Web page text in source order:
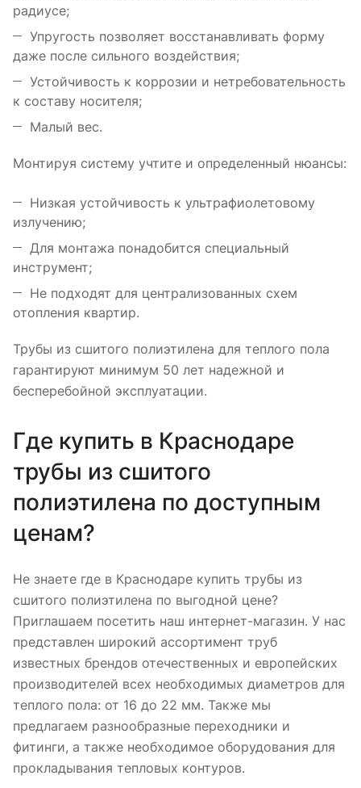
радиусе;
Упругость позволяет восстанавливать форму
даже после сильного воздействия;
Устойчивость к коррозии и нетребовательность
к составу носителя;
Малый вес.
Монтируя систему учтите и определенный нюансы:
Низкая устойчивость к ультрафиолетовому
излучению;
Для монтажа понадобится специальный
инструмент;
Не подходят для централизованных схем
отопления квартир.
Трубы из сшитого полиэтилена для теплого пола
гарантируют минимум 50 лет надежной и
бесперебойной эксплуатации.
Где купить в Краснодаре
трубы из сшитого
полиэтилена по доступным
ценам?
Не знаете где в Краснодаре купить трубы из
сшитого полиэтилена по выгодной цене?
Приглашаем посетить наш интернет-магазин. У нас
представлен широкий ассортимент труб
известных брендов отечественных и европейских
производителей всех необходимых диаметров для
теплого пола: от 16 до 22 мм. Также мы
предлагаем разнообразные переходники и
фитинги, а также необходимое оборудования для
прокладывания тепловых контуров.